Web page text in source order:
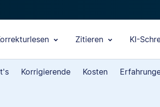
Zitieren KI-
Korrigierende Kosten